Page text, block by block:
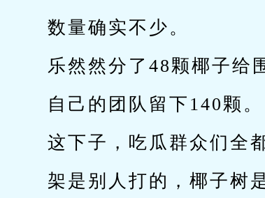
数量确实不少。
乐然然分了48颗椰子给
自己的团队留下140颗。
这下子，吃瓜群众们全
架是别人打的，椰子树